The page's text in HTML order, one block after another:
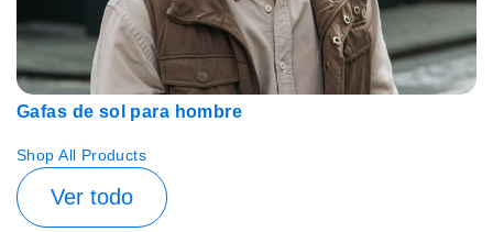
Gafas de sol para hombre
Shop All Products
Ver todo